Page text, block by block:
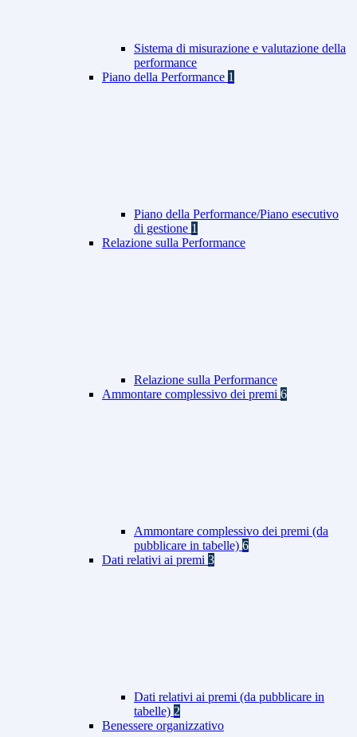
Sistema di misurazione e valutazione della
performance
Piano della Performance 1
Piano della Performance/Piano esecutivo
di gestione 1
Relazione sulla Performance
Relazione sulla Performance
Ammontare complessivo dei premi 6
Ammontare complessivo dei premi (da
pubblicare in tabelle) 6
Dati relativi ai premi 3
Dati relativi ai premi (da pubblicare in
tabelle) 2
Benessere organizzativo